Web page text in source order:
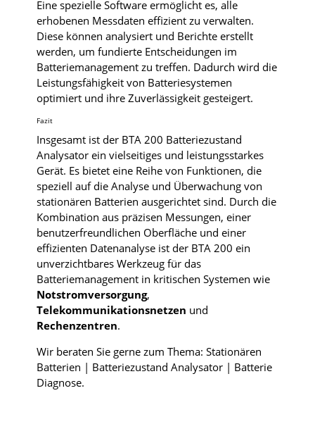
Eine spezielle Software ermöglicht es, alle
erhobenen Messdaten effizient zu verwalten.
Diese können analysiert und Berichte erstellt
werden, um fundierte Entscheidungen im
Batteriemanagement zu treffen. Dadurch wird die
Leistungsfähigkeit von Batteriesystemen
optimiert und ihre Zuverlässigkeit gesteigert.
Fazit
Insgesamt ist der BTA 200 Batteriezustand
Analysator ein vielseitiges und leistungsstarkes
Gerät. Es bietet eine Reihe von Funktionen, die
speziell auf die Analyse und Überwachung von
stationären Batterien ausgerichtet sind. Durch die
Kombination aus präzisen Messungen, einer
benutzerfreundlichen Oberfläche und einer
effizienten Datenanalyse ist der BTA 200 ein
unverzichtbares Werkzeug für das
Batteriemanagement in kritischen Systemen wie
Notstromversorgung,
Telekommunikationsnetzen und
Rechenzentren.
Wir beraten Sie gerne zum Thema: Stationären
Batterien | Batteriezustand Analysator | Batterie
Diagnose.